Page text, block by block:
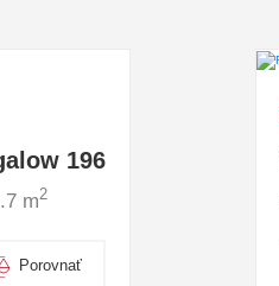
196
m2
Porovnať